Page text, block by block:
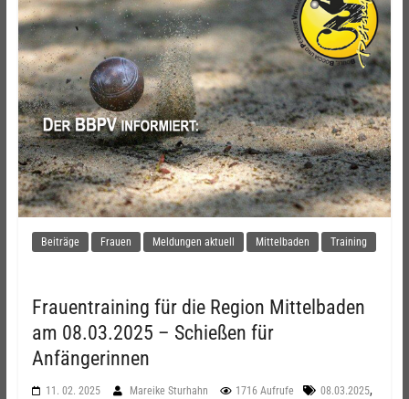
Beiträge Frauen Meldungen aktuell Mittelbaden Training
Frauentraining für die Region Mittelbaden
am 08.03.2025 – Schießen für
Anfängerinnen
11. 02. 2025 Mareike Sturhahn 1716 Aufrufe 08.03.2025,